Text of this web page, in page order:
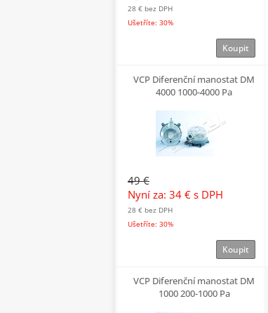
28 € bez DPH
Ušetříte: 30%
Koupit
VCP Diferenční manostat DM
4000 1000-4000 Pa
49 €
Nyní za: 34 € s DPH
28 € bez DPH
Ušetříte: 30%
Koupit
VCP Diferenční manostat DM
1000 200-1000 Pa